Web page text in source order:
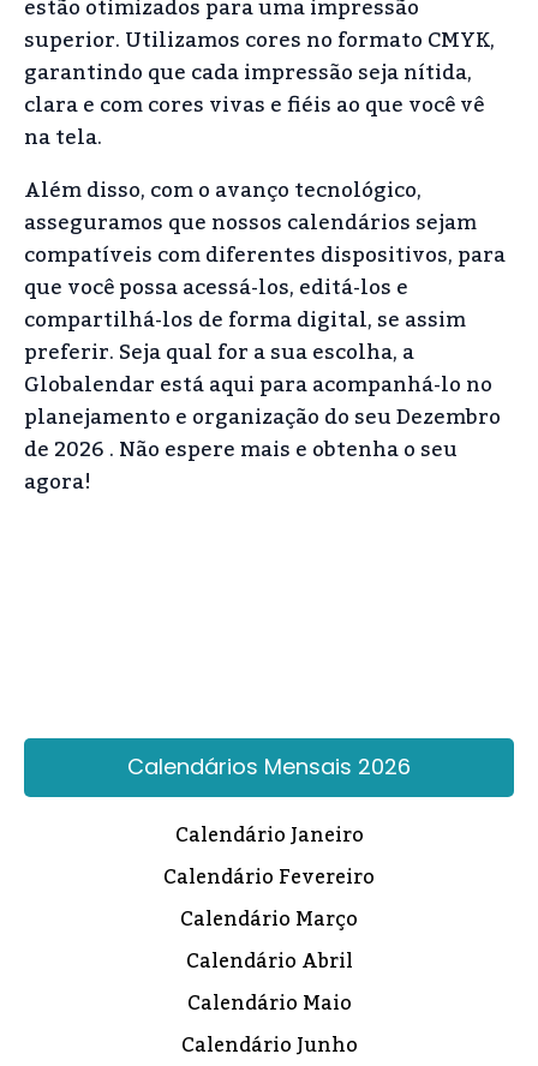
estão otimizados para uma impressão
superior. Utilizamos cores no formato CMYK,
garantindo que cada impressão seja nítida,
clara e com cores vivas e fiéis ao que você vê
na tela.
Além disso, com o avanço tecnológico,
asseguramos que nossos calendários sejam
compatíveis com diferentes dispositivos, para
que você possa acessá-los, editá-los e
compartilhá-los de forma digital, se assim
preferir. Seja qual for a sua escolha, a
Globalendar está aqui para acompanhá-lo no
planejamento e organização do seu Dezembro
de 2026 . Não espere mais e obtenha o seu
agora!
Calendários Mensais 2026
Calendário Janeiro
Calendário Fevereiro
Calendário Março
Calendário Abril
Calendário Maio
Calendário Junho